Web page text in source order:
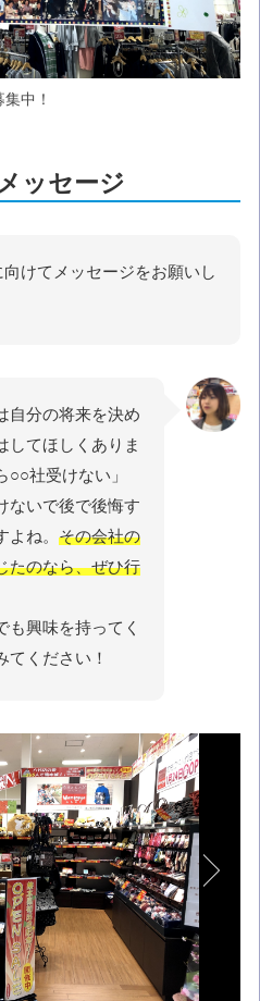
中！
ッセージ
けてメッセージをお願いし
自分の将来を決め
してほしくありま
社受けない」
ないで後で後悔す
ね。 その会社の
たのなら、ぜひ行
も興味を持ってく
てください！